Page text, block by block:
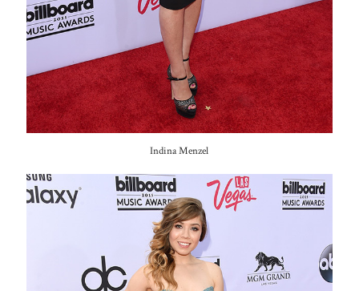
Indina Menzel